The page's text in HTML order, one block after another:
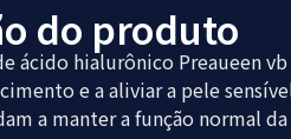
do produto
ácido hialurônico Preaueen
e a aliviar a pele
a manter a função normal